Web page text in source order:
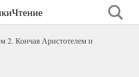
2. Кончая Аристотелем и